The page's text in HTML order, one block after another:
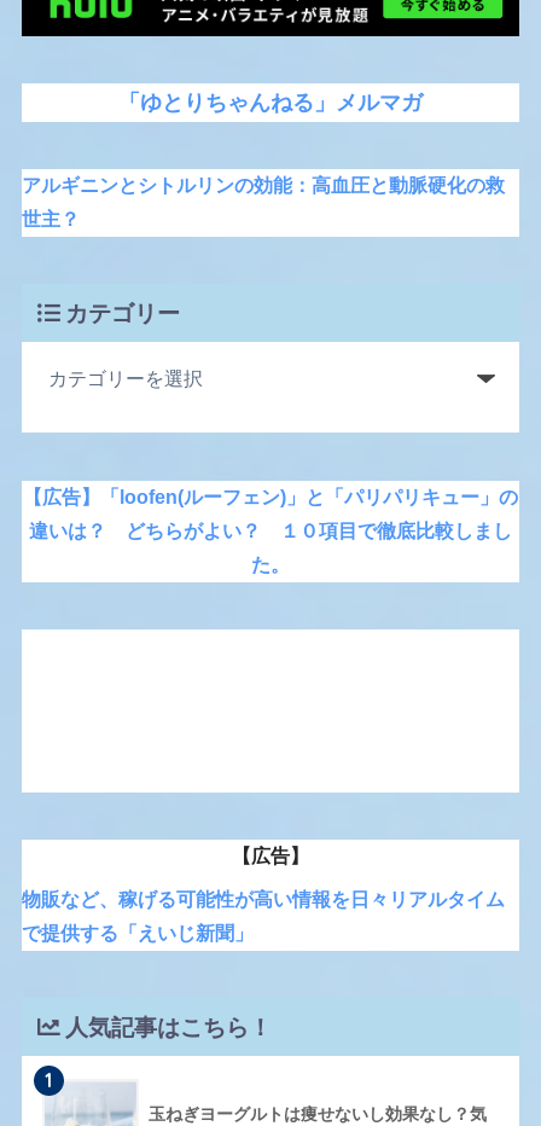
「ゆとりちゃんねる」メルマガ
アルギニンとシトルリンの効能：高血圧と動脈硬化の救
世主？
カテゴリー
【広告】「loofen(ルーフェン)」と「パリパリキュー」の
違いは？ どちらがよい？ １０項目で徹底比較しまし
た。
【広告】
物販など、稼げる可能性が高い情報を日々リアルタイム
で提供する「えいじ新聞」
人気記事はこちら！
1
玉ねぎヨーグルトは痩せないし効果なし？気